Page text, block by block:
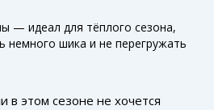
— идеал для тёплого сезона,
немного шика и не перегружать
в этом сезоне не хочется